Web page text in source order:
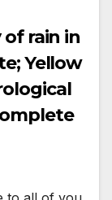
of rain in
Yellow